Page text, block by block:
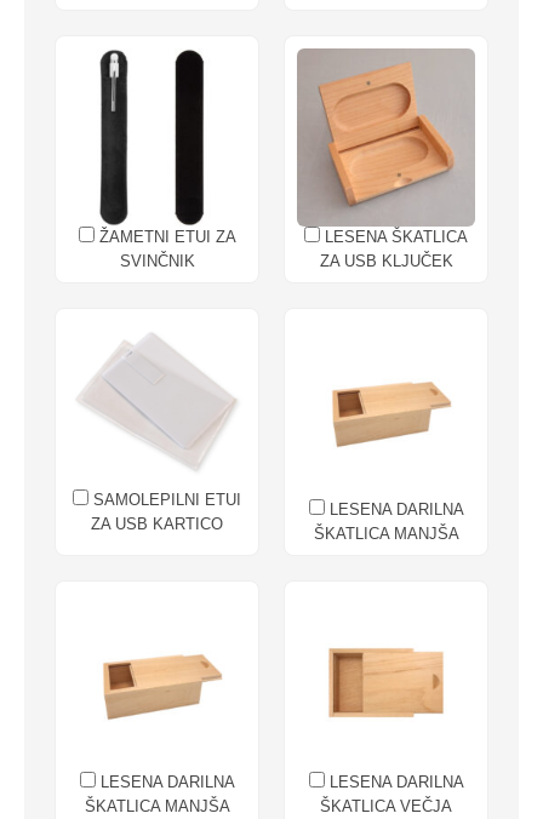
ŽAMETNI ETUI ZA
SVINČNIK
LESENA ŠKATLICA
ZA USB KLJUČEK
SAMOLEPILNI ETUI
ZA USB KARTICO
LESENA DARILNA
ŠKATLICA MANJŠA
LESENA DARILNA
ŠKATLICA MANJŠA
LESENA DARILNA
ŠKATLICA VEČJA